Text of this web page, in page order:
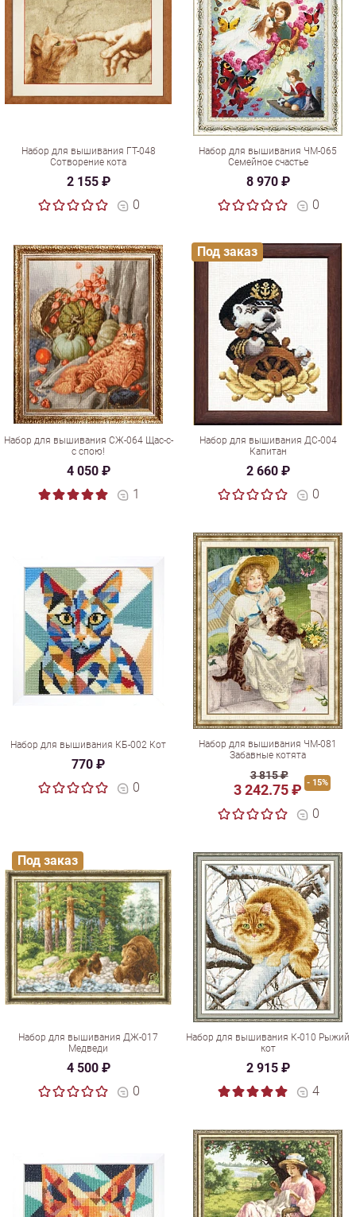
Набор для вышивания ГТ-048
Сотворение кота
2 155 ₽
0
Набор для вышивания ЧМ-065
Семейное счастье
8 970 ₽
0
Набор для вышивания СЖ-064 Щас-с-
с спою!
4 050 ₽
1
Набор для вышивания ДС-004
Капитан
2 660 ₽
0
Под заказ
Набор для вышивания КБ-002 Кот
770 ₽
0
Набор для вышивания ЧМ-081
Забавные котята
3 815 ₽
3 242.75 ₽ - 15%
0
Набор для вышивания ДЖ-017
Медведи
4 500 ₽
0
Под заказ
Набор для вышивания К-010 Рыжий
кот
2 915 ₽
4